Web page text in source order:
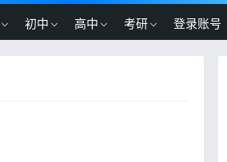
初中 高中 考研 登录账号